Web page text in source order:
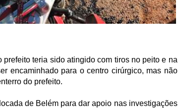
teria sido atingido com tiros no peito e na
encaminhado para o centro cirúrgico, mas não
do prefeito.
de Belém para dar apoio nas investigações